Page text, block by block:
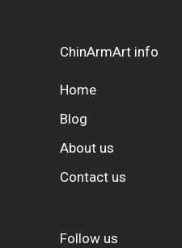
ChinArmArt info
Home
Blog
About us
Contact us
Follow us